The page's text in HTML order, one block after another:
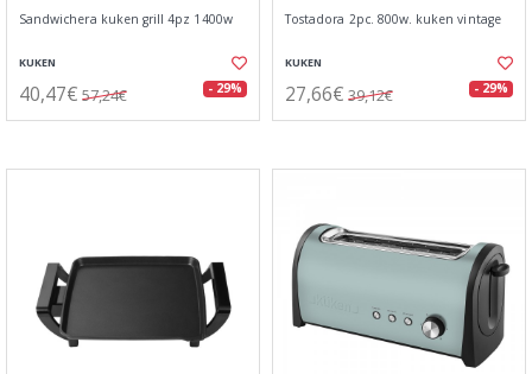
Sandwichera kuken grill 4pz 1400w
KUKEN
40,47€ 57,24€ - 29%
Tostadora 2pc. 800w. kuken vintage
KUKEN
27,66€ 39,12€ - 29%